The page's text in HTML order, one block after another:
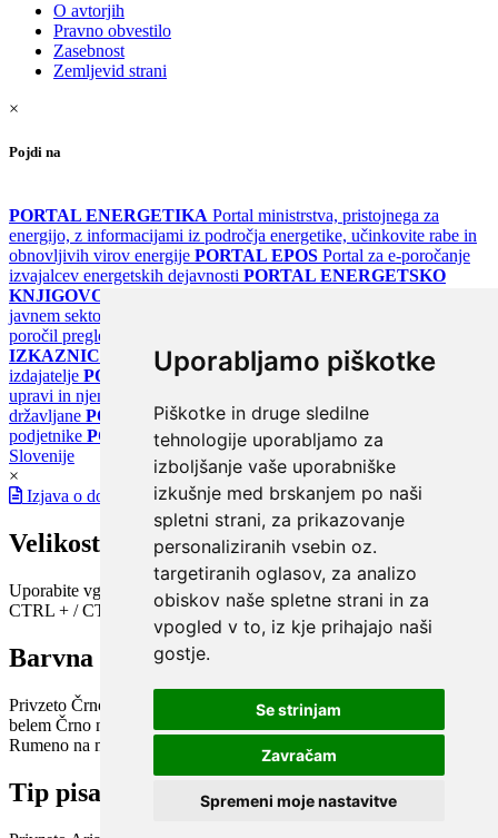
Uporabljamo piškotke
Piškotke in druge sledilne
tehnologije uporabljamo za
izboljšanje vaše uporabniške
izkušnje med brskanjem po naši
spletni strani, za prikazovanje
personaliziranih vsebin oz.
targetiranih oglasov, za analizo
obiskov naše spletne strani in za
vpogled v to, iz kje prihajajo naši
gostje.
Se strinjam
Zavračam
Spremeni moje nastavitve
O avtorjih
Pravno obvestilo
Zasebnost
Zemljevid strani
×
Pojdi na
PORTAL ENERGETIKA Portal ministrstva, pristojnega za
energijo, z informacijami iz področja energetike, učinkovite rabe in
obnovljivih virov energije PORTAL EPOS Portal za e-poročanje
izvajalcev energetskih dejavnosti PORTAL ENERGETSKO
KNJIGOVODSTVO
javnem sektorju
poročil pregledov klimatskih sistemov
IZKAZNICE
Register energetskih izkaznic - za izdelovalce in
izdajatelje PORTAL GOV.SI Osrednje spletno mesto o državni
upravi in njenih storitvah
državljane PORTAL SPOT Državni portal za podjetja in
podjetnike PORTAL OPSI Državni portal odprtih podatkov
Slovenije
×
Izjava o dostopnosti
Velikost pisave
Uporabite vgrajeno funkcijo brskalnika
CTRL + / CTRL -
Barvna shema
Privzeto Črno na belem Belo na črnem Črno na bež
belem Črno na zelenem
Modro na rumenem
Rumeno na modrem
Turkizno na črnem Črno na vijoličnem
Tip pisave